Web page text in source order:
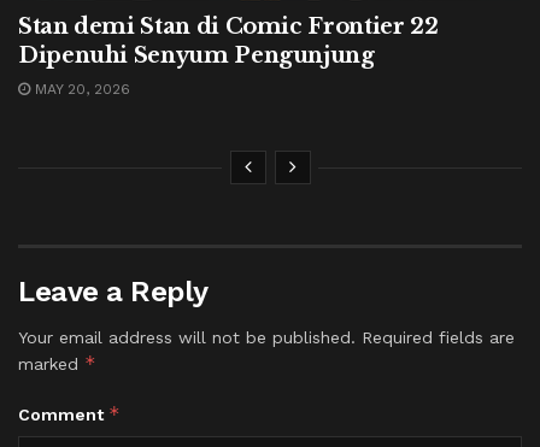
Stan demi Stan di Comic Frontier 22
Dipenuhi Senyum Pengunjung
MAY 20, 2026
Leave a Reply
Your email address will not be published. Required fields are
marked *
Comment *